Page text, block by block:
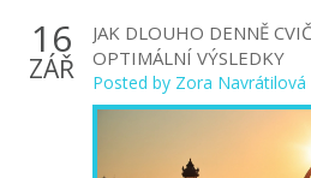
16
ZÁŘ
JAK DLOUHO DENNĚ
OPTIMÁLNÍ VÝSLEDKY
Posted by Zora Navrátilová